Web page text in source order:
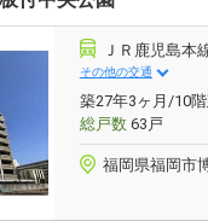
ＪＲ鹿児島本
その他の交通
築27年3ヶ月/10
総戸数63戸
福岡県福岡市